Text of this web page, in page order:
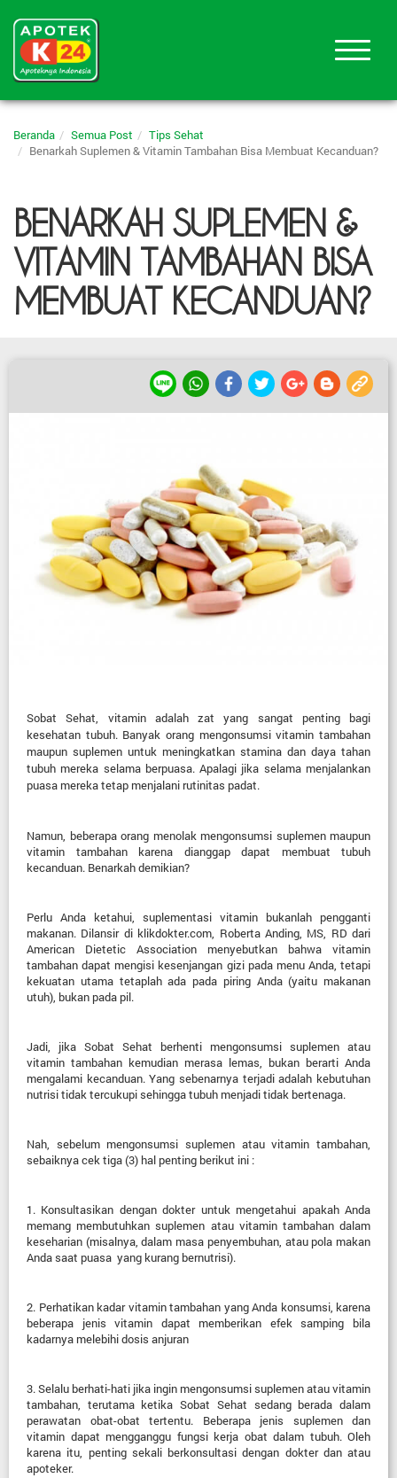
Beranda Semua Post
Tips Sehat
Benarkah Suplemen & Vitamin Tambahan Bisa Membuat Kecanduan?
BENARKAH SUPLEMEN &
VITAMIN TAMBAHAN BISA
MEMBUAT KECANDUAN?
Sobat Sehat, vitamin adalah zat yang sangat penting bagi
kesehatan tubuh. Banyak orang mengonsumsi vitamin tambahan
maupun suplemen untuk meningkatkan stamina dan daya tahan
tubuh mereka selama berpuasa. Apalagi jika selama menjalankan
puasa mereka tetap menjalani rutinitas padat.
Namun, beberapa orang menolak mengonsumsi suplemen maupun
vitamin tambahan karena dianggap dapat membuat tubuh
kecanduan. Benarkah demikian?
Perlu Anda ketahui, suplementasi vitamin bukanlah pengganti
makanan. Dilansir di klikdokter.com, Roberta Anding, MS, RD dari
American Dietetic Association menyebutkan bahwa vitamin
tambahan dapat mengisi kesenjangan gizi pada menu Anda, tetapi
kekuatan utama tetaplah ada pada piring Anda (yaitu makanan
utuh), bukan pada pil.
Jadi, jika Sobat Sehat berhenti mengonsumsi suplemen atau
vitamin tambahan kemudian merasa lemas, bukan berarti Anda
mengalami kecanduan. Yang sebenarnya terjadi adalah kebutuhan
nutrisi tidak tercukupi sehingga tubuh menjadi tidak bertenaga.
Nah, sebelum mengonsumsi suplemen atau vitamin tambahan,
sebaiknya cek tiga (3) hal penting berikut ini :
1. Konsultasikan dengan dokter untuk mengetahui apakah Anda
memang membutuhkan suplemen atau vitamin tambahan dalam
keseharian (misalnya, dalam masa penyembuhan, atau pola makan
Anda saat puasa yang kurang bernutrisi).
2. Perhatikan kadar vitamin tambahan yang Anda konsumsi, karena
beberapa jenis vitamin dapat memberikan efek samping bila
kadarnya melebihi dosis anjuran
3. Selalu berhati-hati jika ingin mengonsumsi suplemen atau vitamin
tambahan, terutama ketika Sobat Sehat sedang berada dalam
perawatan obat-obat tertentu. Beberapa jenis suplemen dan
vitamin dapat mengganggu fungsi kerja obat dalam tubuh. Oleh
karena itu, penting sekali berkonsultasi dengan dokter dan atau
apoteker.